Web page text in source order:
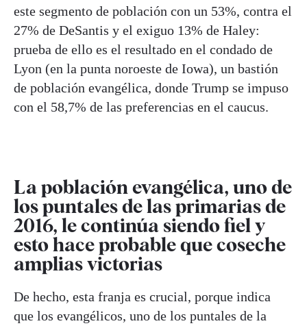
este segmento de población con un 53%, contra el
27% de DeSantis y el exiguo 13% de Haley:
prueba de ello es el resultado en el condado de
Lyon (en la punta noroeste de Iowa), un bastión
de población evangélica, donde Trump se impuso
con el 58,7% de las preferencias en el caucus.
La población evangélica, uno de
los puntales de las primarias de
2016, le continúa siendo fiel y
esto hace probable que coseche
amplias victorias
De hecho, esta franja es crucial, porque indica
que los evangélicos, uno de los puntales de la